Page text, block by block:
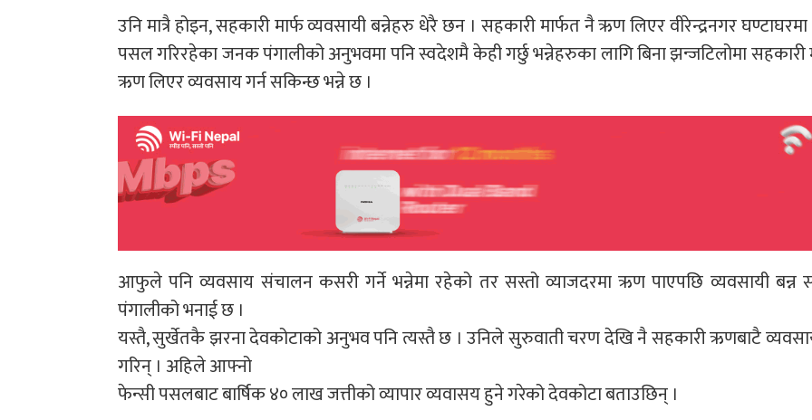
उनि मात्रै होइन, सहकारी मार्फ व्यवसायी बन्नेहरु धेरै छन । सहकारी मार्फत नै ऋण लिएर वीरेन्द्रनगर
पसल गरिरहेका जनक पंगालीको अनुभवमा पनि स्वदेशमै केही गर्छु भन्नेहरुका लागि बिना झन्जटिलोमा सहकारी
ऋण लिएर व्यवसाय गर्न सकिन्छ भन्ने छ ।
आफुले पनि व्यवसाय संचालन कसरी गर्ने भन्नेमा रहेको तर सस्तो व्याजदरमा ऋण पाएपछि व्यवसायी
पंगालीको भनाई छ ।
यस्तै, सुर्खेतकै झरना देवकोटाको अनुभव पनि त्यस्तै छ । उनिले सुरुवाती चरण देखि नै सहकारी ऋणबाटै
गरिन् । अहिले आफ्नो
फेन्सी पसलबाट बार्षिक ४० लाख जत्तीको व्यापार व्यवासय हुने गरेको देवकोटा बताउछिन् ।